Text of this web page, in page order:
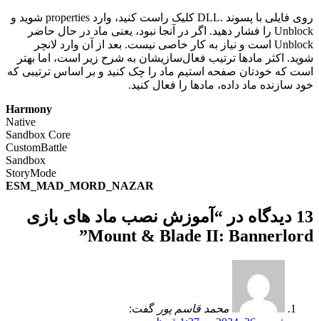
روی فایلی با پسوند .DLL کلیک راست کنید، وارد properties شوید و
Unblock را فشار دهید. اگر در آنجا نبود، یعنی ماد در حال حاضر
Unblock است و نیاز به کار خاصی نیست. بعد از آن وارد لانچر
شوید. اکثر مادها ترتیب فعال‌سازیشان به شرح زیر است، اما بهتر
است که خودتان صفحه استیم ماد را چک کنید و بر اساس ترتیبی که
خود سازنده ماد داده، مادها را فعال کنید.
Harmony
Native
Sandbox Core
CustomBattle
Sandbox
StoryMode
ESM_MAD_MORD_NAZAR
13 دیدگاه در “
آموزش نصب ماد های بازی
Mount & Blade II: Bannerlord
”
محمد قاسم پور گفت: